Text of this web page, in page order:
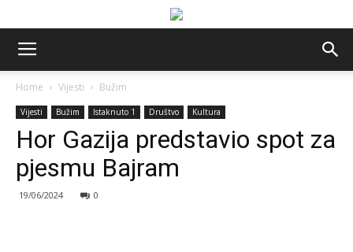
Home Vijesti Bužim
Vijesti Bužim Istaknuto 1 Društvo Kultura
Hor Gazija predstavio spot za
pjesmu Bajram
19/06/2024 0